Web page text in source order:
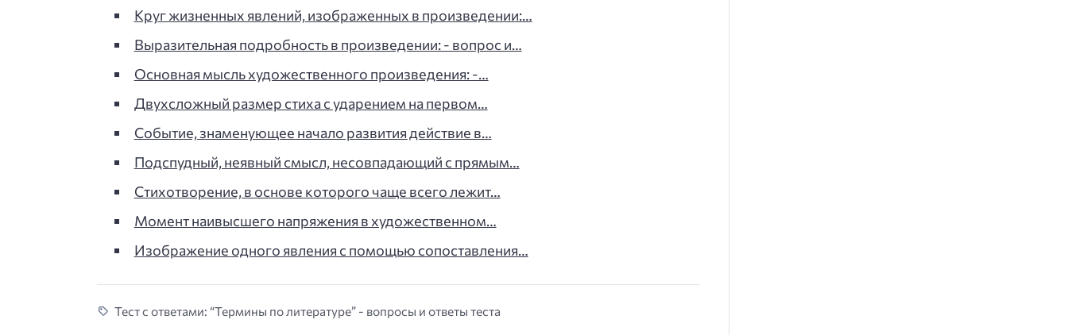
Круг жизненных явлений, изображенных в произведении:…
Выразительная подробность в произведении: - вопрос и…
Основная мысль художественного произведения: -…
Двухсложный размер стиха с ударением на первом…
Событие, знаменующее начало развития действие в…
Подспудный, неявный смысл, несовпадающий с прямым…
Стихотворение, в основе которого чаще всего лежит…
Момент наивысшего напряжения в художественном…
Изображение одного явления с помощью сопоставления…
Тест с ответами: “Термины по литературе” - вопросы и ответы теста